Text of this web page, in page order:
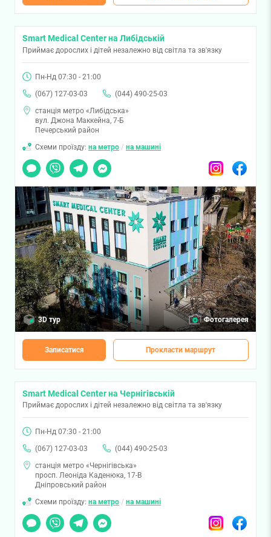
Smart Medical Center на Либідській
Приймає дорослих і дітей незалежно від світла та зв'язку
Пн-Нд 07:30 - 21:00
(067) 127-03-03
(044) 490-25-03
станція метро «Либідська»
вул. Джона Маккейна, 7-Б
Печерський район
Схеми проїзду: на метро / на машині
Чат
Viber TelegramMessenger InstagramFacebook
3D тур Фотогалерея
Записатися Прокласти маршрут
Smart Medical Center на Чернігівській
Приймає дорослих і дітей незалежно від світла та зв'язку
Пн-Нд 07:30 - 21:00
(067) 127-03-03
(044) 490-25-03
станція метро «Чернігівська»
просп. Леоніда Каденюка, 17-В
Дніпровський район
Схеми проїзду: на метро / на машині
Чат
Viber TelegramMessenger InstagramFacebook